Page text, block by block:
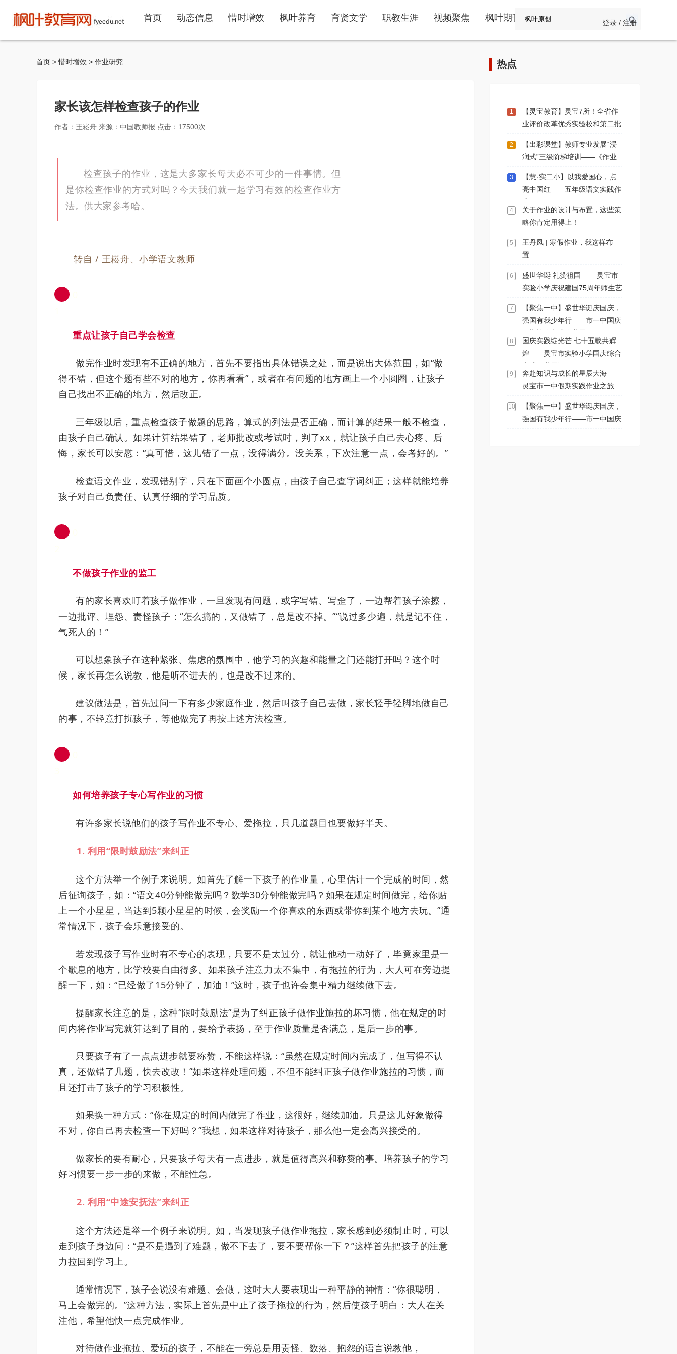
首页 动态信息 惜时增效 枫叶养育 育贤文学 职教生涯 视频聚焦 枫叶期刊 登录 / 注册
首页 >惜时增效 > 作业研究
家长该怎样检查孩子的作业
作者：王崧舟 来源：中国教师报 点击： 17500次
检查孩子的作业，这是大多家长每天必不可少的一件事情。但
是你检查作业的方式对吗？今天我们就一起学习有效的检查作业方
法。供大家参考哈。
转自 / 王崧舟、小学语文教师
重点让孩子自己学会检查
做完作业时发现有不正确的地方，首先不要指出具体错误之处，而是说出大体范围，如“做
得不错，但这个题有些不对的地方，你再看看”，或者在有问题的地方画上—个小圆圈，让孩子
自己找出不正确的地方，然后改正。
三年级以后，重点检查孩子做题的思路，算式的列法是否正确，而计算的结果一般不检查，
由孩子自己确认。如果计算结果错了，老师批改或考试时，判了xx，就让孩子自己去心疼、后
悔，家长可以安慰：“真可惜，这儿错了一点，没得满分。没关系，下次注意一点，会考好的。”
检查语文作业，发现错别字，只在下面画个小圆点，由孩子自己查字词纠正；这样就能培养
孩子对自己负责任、认真仔细的学习品质。
不做孩子作业的监工
有的家长喜欢盯着孩子做作业，一旦发现有问题，或字写错、写歪了，一边帮着孩子涂擦，
一边批评、埋怨、责怪孩子：“怎么搞的，又做错了，总是改不掉。”“说过多少遍，就是记不住，
气死人的！”
可以想象孩子在这种紧张、焦虑的氛围中，他学习的兴趣和能量之门还能打开吗？这个时
候，家长再怎么说教，他是听不进去的，也是改不过来的。
建议做法是，首先过问一下有多少家庭作业，然后叫孩子自己去做，家长轻手轻脚地做自己
的事，不轻意打扰孩子，等他做完了再按上述方法检查。
如何培养孩子专心写作业的习惯
有许多家长说他们的孩子写作业不专心、爱拖拉，只几道题目也要做好半天。
1. 利用“限时鼓励法”来纠正
这个方法举一个例子来说明。如首先了解一下孩子的作业量，心里估计一个完成的时间，然
后征询孩子，如：“语文40分钟能做完吗？数学30分钟能做完吗？如果在规定时间做完，给你贴
上一个小星星，当达到5颗小星星的时候，会奖励一个你喜欢的东西或带你到某个地方去玩。”通
常情况下，孩子会乐意接受的。
若发现孩子写作业时有不专心的表现，只要不是太过分，就让他动一动好了，毕竟家里是一
个歇息的地方，比学校要自由得多。如果孩子注意力太不集中，有拖拉的行为，大人可在旁边提
醒一下，如：“已经做了15分钟了，加油！”这时，孩子也许会集中精力继续做下去。
提醒家长注意的是，这种“限时鼓励法”是为了纠正孩子做作业施拉的坏习惯，他在规定的时
间内将作业写完就算达到了目的，要给予表扬，至于作业质量是否满意，是后一步的事。
只要孩子有了一点点进步就要称赞，不能这样说：“虽然在规定时间内完成了，但写得不认
真，还做错了几题，快去改改！”如果这样处理问题，不但不能纠正孩子做作业施拉的习惯，而
且还打击了孩子的学习积极性。
如果换一种方式：“你在规定的时间内做完了作业，这很好，继续加油。只是这儿好象做得
不对，你自己再去检查一下好吗？”我想，如果这样对待孩子，那么他一定会高兴接受的。
做家长的要有耐心，只要孩子每天有一点进步，就是值得高兴和称赞的事。培养孩子的学习
好习惯要一步一步的来做，不能性急。
2. 利用“中途安抚法”来纠正
这个方法还是举一个例子来说明。如，当发现孩子做作业拖拉，家长感到必须制止时，可以
走到孩子身边问：“是不是遇到了难题，做不下去了，要不要帮你一下？”这样首先把孩子的注意
力拉回到学习上。
通常情况下，孩子会说没有难题、会做，这时大人要表现出一种平静的神情：“你很聪明，
马上会做完的。”这种方法，实际上首先是中止了孩子拖拉的行为，然后使孩子明白：大人在关
注他，希望他快一点完成作业。
对待做作业拖拉、爱玩的孩子，不能在一旁总是用责怪、数落、抱怨的语言说教他，
热点
1
【灵宝教育】灵宝7所！全省作
业评价改革优秀实验校和第二批
2
【出彩课堂】教师专业发展“浸
润式”三级阶梯培训——《作业
3
【慧·实二小】以我爱国心，点
亮中国红——五年级语文实践作
4
关于作业的设计与布置，这些策
略你肯定用得上！
5
王丹凤 | 寒假作业，我这样布
置……
6
盛世华诞 礼赞祖国 ——灵宝市
实验小学庆祝建国75周年师生艺
学生作品展
7
【聚焦一中】盛世华诞庆国庆，
强国有我少年行——市一中国庆
8
国庆实践绽光芒 七十五载共辉
煌——灵宝市实验小学国庆综合
9
奔赴知识与成长的星辰大海——
灵宝市一中假期实践作业之旅
10
【聚焦一中】盛世华诞庆国庆，
强国有我少年行——市一中国庆